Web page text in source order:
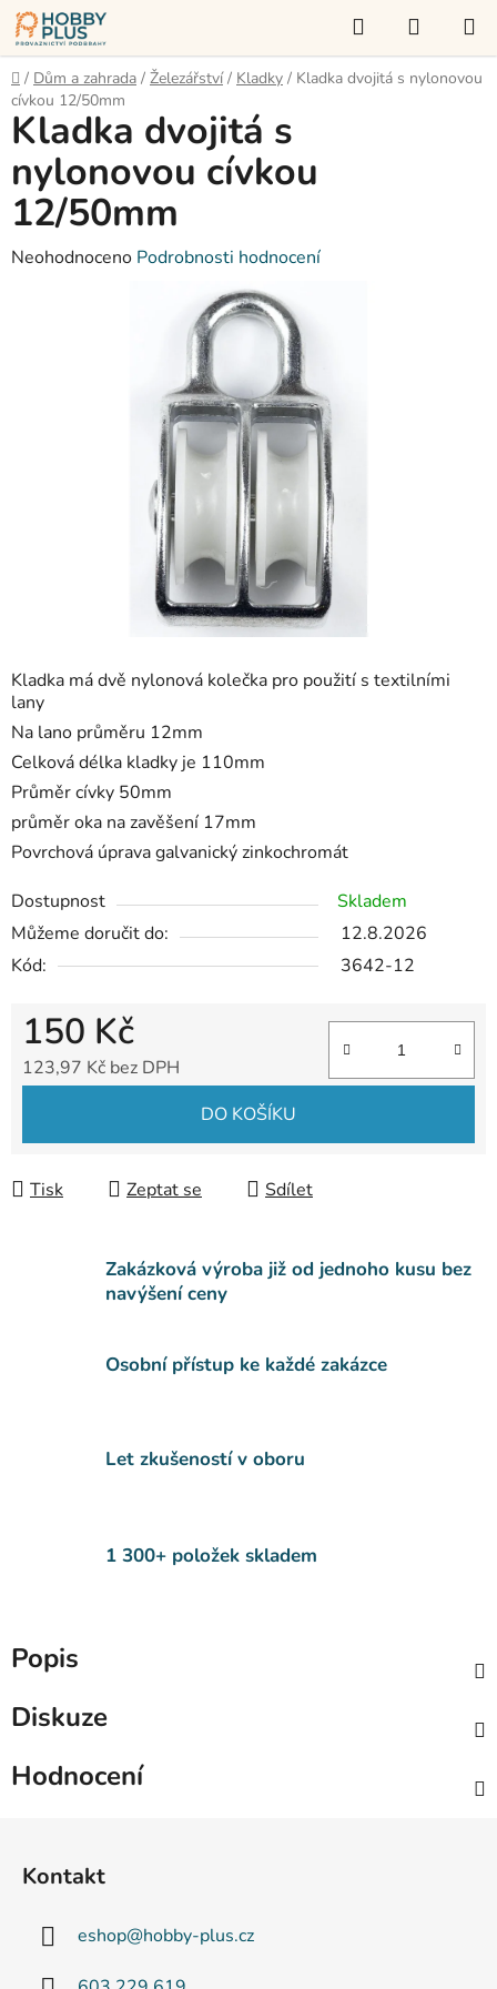
Přejít
na
obsah
Hledat
KOŠÍK
Domů
/ Dům a zahrada / Železářství / Kladky / Kladka dvojitá s nylonovou
cívkou 12/50mm
Kladka má dvě nylonová kolečka pro použití s textilními
lany
Na lano průměru 12mm
Celková délka kladky je 110mm
Průměr cívky 50mm
průměr oka na zavěšení 17mm
Povrchová úprava galvanický zinkochromát
Dostupnost
Skladem
Můžeme doručit do:
12.8.2026
Kód:
3642-12
150 Kč
123,97 Kč bez DPH
DO KOŠÍKU
Tisk Zeptat se Sdílet
Kladka dvojitá s
nylonovou cívkou
12/50mm
Průměrné
Neohodnoceno Podrobnosti hodnocení
Zakázková výroba již od jednoho kusu bez
navýšení ceny
Osobní přístup ke každé zakázce
Let zkušeností v oboru
1 300+ položek skladem
Popis
Diskuze
Hodnocení
Kontakt
eshop@hobby-plus.cz